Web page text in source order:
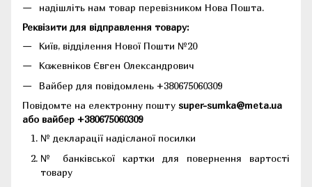
надішліть нам товар перевізником Нова Пошта.
Реквізити для відправлення товару:
Київ, відділення Нової Пошти №20
Кожевніков Євген Олександрович
Вайбер для повідомлень +380675060309
Повідомте на електронну пошту super-sumka@meta.ua
або вайбер +380675060309
№ декларації надісланої посилки
№ банківської картки для повернення вартості
товару